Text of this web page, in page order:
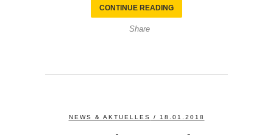
CONTINUE READING
Share
NEWS & AKTUELLES / 18.01.2018